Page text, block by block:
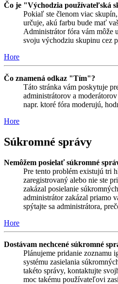
Čo je "Východzia používateľská
Pokiaľ ste členom viac
určuje, akú farbu bude mať
Administrátor fóra vám môže
svoju východziu skupinu cez
Hore
Čo znamená odkaz "Tím"?
Táto stránka vám poskytuje
administrátorov a
napr. ktoré fóra moderujú,
Hore
Súkromné správy
Nemôžem posielať súkromné
Pre tento problém existujú tri
zaregistrovaný alebo nie ste
zakázal posielanie
administrátor zakázal priamo
spýtajte sa administrátora,
Hore
Dostávam nechcené súkromné
Plánujeme pridanie zoznamu
systému zasielania
takéto správy, kontaktujte
moc takému používateľovi